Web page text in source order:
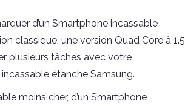
d’un Smartphone incassable
classique, une version Quad Core à 1.5
plusieurs tâches avec votre
étanche Samsung.
moins cher, d’un Smartphone